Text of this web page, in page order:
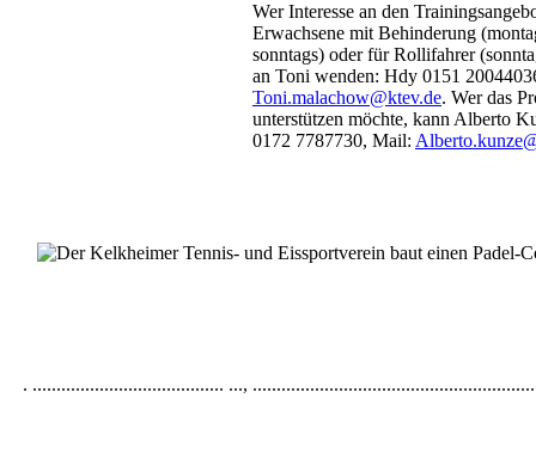
Wer Interesse an den
Erwachsene mit Behinderung
sonntags) oder für Rollifahrer
an Toni wenden: Hdy 0151
Toni.malachow@ktev.de. Wer das
unterstützen möchte, kann Alberto
0172 7787730, Mail:
. ........................................ ...,